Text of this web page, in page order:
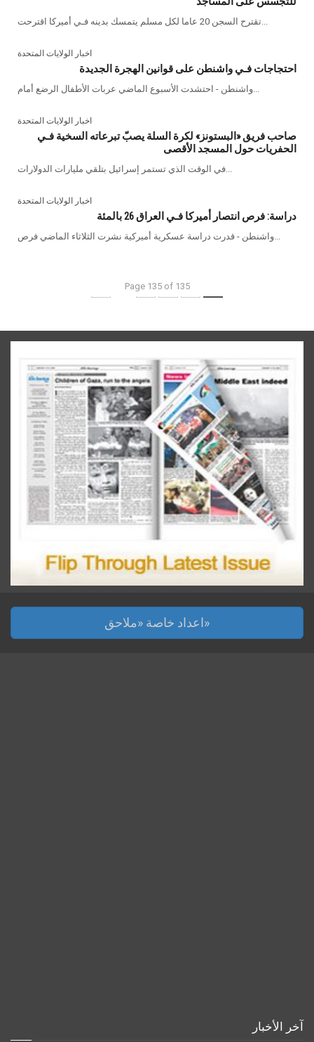
اخبار الولايات المتحدة
احتجاجات فـي واشنطن على قوانين الهجرة الجديدة
اخبار الولايات المتحدة
صاحب فريق «البستونز» لكرة السلة يصبّ تبرعاته السخية فـي
الحفريات حول المسجد الأقصى
اخبار الولايات المتحدة
دراسة: فرص انتصار أميركا فـي العراق 26 بالمئة
Page 135 of 135
... 133 134
اعداد خاصة «ملاحق»
آخر الأخبار